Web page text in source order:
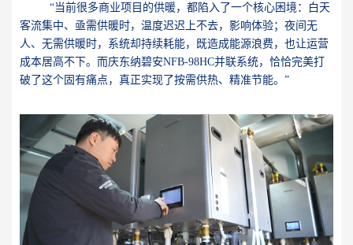
“当前很多商业项目的供暖，都陷入了一个核心困境：白天
客流集中、亟需供暖时，温度迟迟上不去，影响体验；夜间无
人、无需供暖时，系统却持续耗能，既造成能源浪费，也让运营
成本居高不下。而庆东纳碧安NFB-98HC并联系统，恰恰完美打
破了这个固有痛点，真正实现了按需供热、精准节能。”